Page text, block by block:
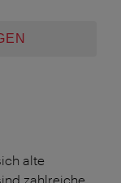
alte
zahlreiche